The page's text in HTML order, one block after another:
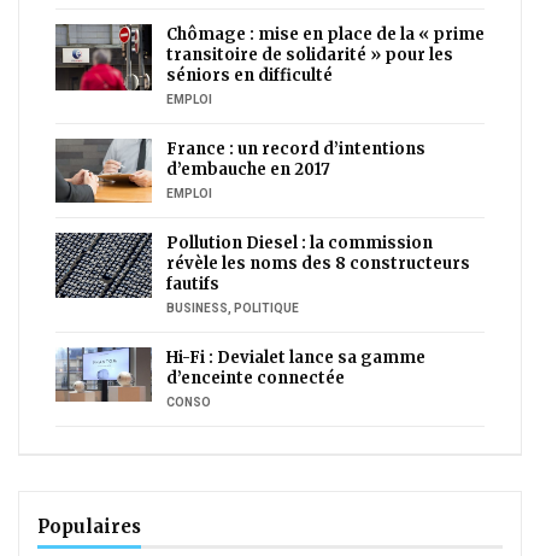
Chômage : mise en place de la « prime
transitoire de solidarité » pour les
séniors en difficulté
EMPLOI
France : un record d’intentions
d’embauche en 2017
EMPLOI
Pollution Diesel : la commission
révèle les noms des 8 constructeurs
fautifs
BUSINESS POLITIQUE
Hi-Fi : Devialet lance sa gamme
d’enceinte connectée
CONSO
Populaires